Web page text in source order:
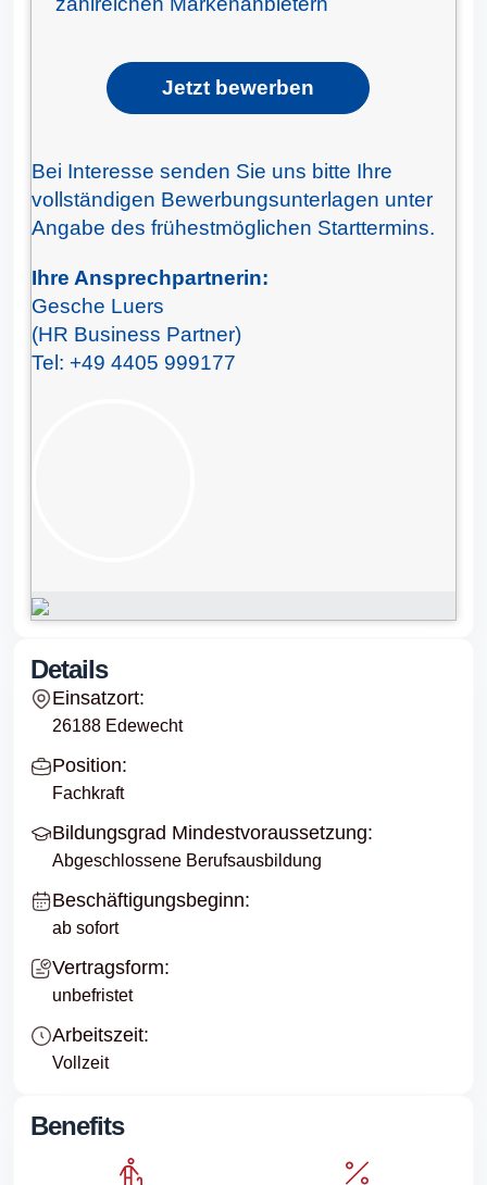
Jetzt bewerben
Bei Interesse senden Sie uns bitte Ihre
vollständigen Bewerbungsunterlagen unter
Angabe des frühestmöglichen Starttermins.
Ihre Ansprechpartnerin:
Gesche Luers
(HR Business Partner)
Tel: +49 4405 999177
Details
Einsatzort:
26188 Edewecht
Position:
Fachkraft
Bildungsgrad Mindestvoraussetzung:
Abgeschlossene Berufsausbildung
Beschäftigungsbeginn:
ab sofort
Vertragsform:
unbefristet
Arbeitszeit:
Vollzeit
Benefits